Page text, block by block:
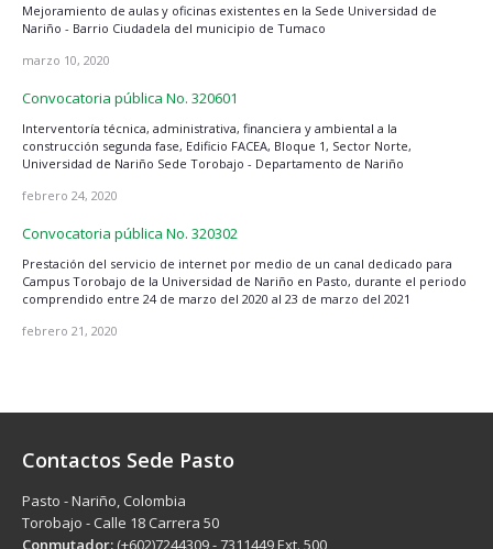
Mejoramiento de aulas y oficinas existentes en la Sede Universidad de
Nariño - Barrio Ciudadela del municipio de Tumaco
marzo 10, 2020
Convocatoria pública No. 320601
Interventoría técnica, administrativa, financiera y ambiental a la
construcción segunda fase, Edificio FACEA, Bloque 1, Sector Norte,
Universidad de Nariño Sede Torobajo - Departamento de Nariño
febrero 24, 2020
Convocatoria pública No. 320302
Prestación del servicio de internet por medio de un canal dedicado para
Campus Torobajo de la Universidad de Nariño en Pasto, durante el periodo
comprendido entre 24 de marzo del 2020 al 23 de marzo del 2021
febrero 21, 2020
Contactos Sede Pasto
Pasto - Nariño, Colombia
Torobajo - Calle 18 Carrera 50
Conmutador: (+602)7244309 - 7311449 Ext. 500